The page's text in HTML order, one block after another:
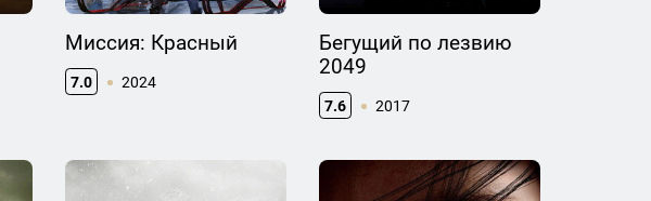
Миссия: Красный
7.0 2024
Бегущий по лезвию
2049
7.6 2017